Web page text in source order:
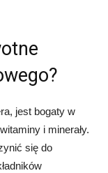
jest bogaty w
i minerały.
się do